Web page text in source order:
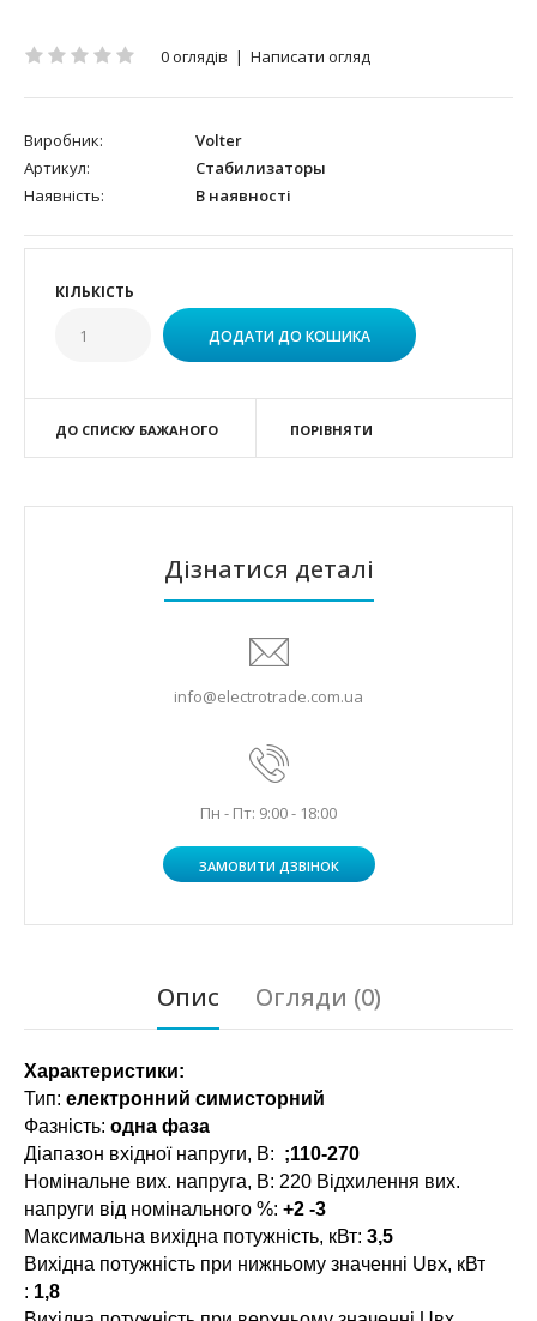
0 оглядів | Написати огляд
Виробник:
Volter
Артикул:
Стабилизаторы
Наявність:
В наявності
КІЛЬКІСТЬ
ДО СПИСКУ БАЖАНОГО ПОРІВНЯТИ
Дізнатися деталі
info@electrotrade.com.ua
Пн - Пт: 9:00 - 18:00
ЗАМОВИТИ ДЗВІНОК
Опис Огляди (0)
Характеристики:
Тип: електронний симисторний
Фазність: одна фаза
Діапазон вхідної напруги, В: ;110-270
Номінальне вих. напруга, В: 220 Відхилення вих.
напруги від номінального %: +2 -3
Максимальна вихідна потужність, кВт: 3,5
Вихідна потужність при нижньому значенні Uвх, кВт
: 1,8